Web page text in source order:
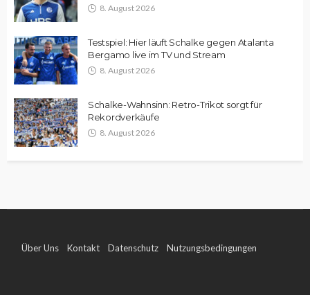
8. August 2026
Testspiel: Hier läuft Schalke gegen Atalanta
Bergamo live im TV und Stream
8. August 2026
Schalke-Wahnsinn: Retro-Trikot sorgt für
Rekordverkäufe
8. August 2026
Über Uns Kontakt Datenschutz Nutzungsbedingungen